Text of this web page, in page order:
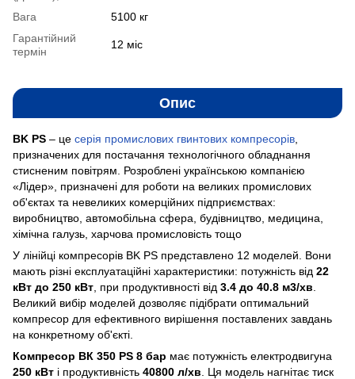
Вага
5100 кг
Гарантійний
термін
12 міс
Опис
BK PS – це серія промислових гвинтових компресорів
призначених для постачання технологічного обладнання
стисненим повітрям. Розроблені українською компанією
«Лідер», призначені для роботи на великих промислових
об'єктах та невеликих комерційних підприємствах:
виробництво, автомобільна сфера, будівництво, медицина,
хімічна галузь, харчова промисловість тощо
У лінійці компресорів BK PS представлено 12 моделей. Вони
мають різні експлуатаційні характеристики: потужність від 22
кВт до 250 кВт , при продуктивності від 3.4 до 40.8 м3/хв
Великий вибір моделей дозволяє підібрати оптимальний
компресор для ефективного вирішення поставлених завдань
на конкретному об'єкті.
Компресор ВК 350 PS 8 бар має потужність електродвигуна
250 кВт і продуктивність 40800 л/хв . Ця модель нагнітає тиск